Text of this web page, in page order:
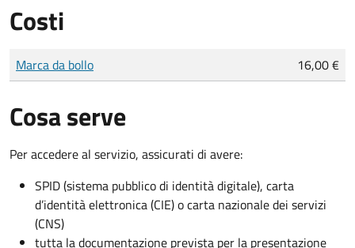
Costi
Tipo di pagamento
Importo
Marca da bollo 16,00 €
Cosa serve
Per accedere al servizio, assicurati di avere:
SPID (sistema pubblico di identità digitale), carta
d’identità elettronica (CIE) o carta nazionale dei servizi
(CNS)
tutta la documentazione prevista per la presentazione